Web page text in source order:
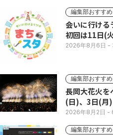
編集部おすすめ
会いに行ける
初回は11日(
2026年8月6日 -
編集部おすすめ
長岡大花火を
(日)、3日(月)
2026年8月2日 -
編集部おすすめ